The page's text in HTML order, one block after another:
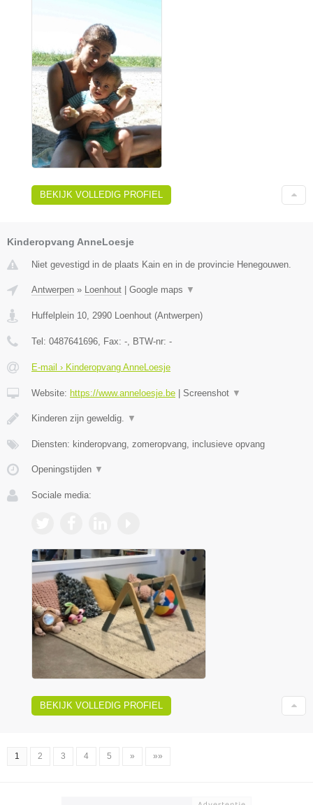
BEKIJK VOLLEDIG PROFIEL
Kinderopvang AnneLoesje
Niet gevestigd in de plaats Kain en in de provincie Henegouwen.
Antwerpen » Loenhout | Google maps ▼
Huffelplein 10 2990 Loenhout (Antwerpen)
Tel: 0487641696 , Fax: - , BTW-nr: -
E-mail › Kinderopvang AnneLoesje
Website: https://www.anneloesje.be | Screenshot ▼
Kinderen zijn geweldig. ▼
Diensten: kinderopvang, zomeropvang, inclusieve opvang
Openingstijden ▼
Sociale media:
BEKIJK VOLLEDIG PROFIEL
1 2 3 4 5 » »»